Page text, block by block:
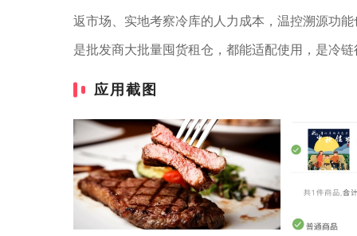
返市场、实地考察冷库的人力成本，温控溯源功
是批发商大批量囤货租仓，都能适配使用，是冷
应用截图